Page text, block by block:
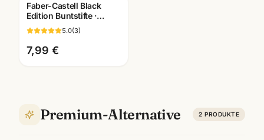
Faber-Castell Black
Edition Buntstifte ·
12/24/36er Set ·
Künstlerbedarf
Mannheim
5.0(3)
7,99 €
Premium-Alternative 2 PRODUKTE